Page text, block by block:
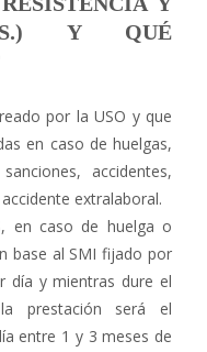
Y QUÉ
por la USO y que
en caso de huelgas,
accidentes,
extralaboral.
en caso de huelga o
base al SMI fijado por
día y mientras dure el
prestación será el
entre 1 y 3 meses de